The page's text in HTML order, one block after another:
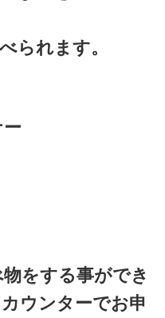
られます。
をする事ができ
ウンターでお申